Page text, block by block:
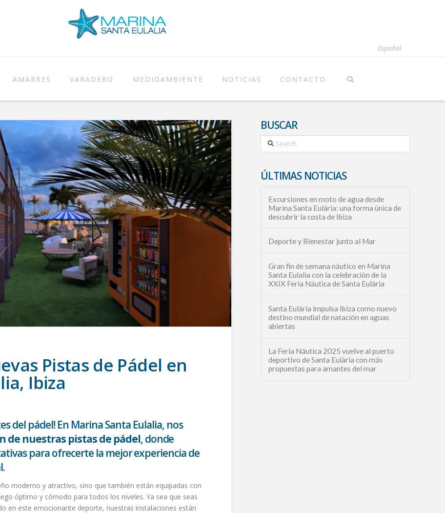
Español
AMARRES VARADERO MEDIOAMBIENTE NOTICIAS CONTACTO
Pistas de Pádel en
Ibiza
del pádel! En Marina Santa Eulalia, nos
de nuestras pistas de pádel, donde
para ofrecerte la mejor experiencia de
moderno y atractivo, sino que también están equipadas con
óptimo y cómodo para todos los niveles. Ya sea que seas
en este emocionante deporte, nuestras instalaciones están
BUSCAR
Search
ÚLTIMAS NOTICIAS
Excursiones en moto de agua desde
Marina Santa Eulària: una forma única de
descubrir la costa de Ibiza
Deporte y Bienestar junto al Mar
Gran fin de semana náutico en Marina
Santa Eulalia con la celebración de la
XXIX Feria Náutica de Santa Eulària
Santa Eulària impulsa Ibiza como nuevo
destino mundial de natación en aguas
abiertas
La Feria Náutica 2025 vuelve al puerto
deportivo de Santa Eulària con más
propuestas para amantes del mar